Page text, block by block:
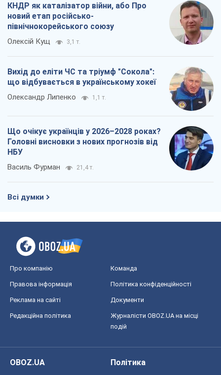
КНДР як каталізатор війни, або Про
новий етап російсько-
північнокорейського союзу
Олексій Кущ 3,1 т.
Вихід до еліти ЧС та тріумф "Сокола":
що відбувається в українському хокеї
Олександр Липенко 1,1 т.
Що очікує українців у 2026–2028 роках?
Головні висновки з нових прогнозів від
НБУ
Василь Фурман 21,4 т.
Всі думки
Про компанію Команда
Правова інформація Політика конфіденційності
Реклама на сайті Документи
Редакційна політика
Журналісти OBOZ.UA на місці
подій
OBOZ.UA
Політика